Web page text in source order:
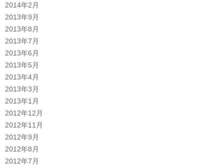
2014年2月
2013年9月
2013年8月
2013年7月
2013年6月
2013年5月
2013年4月
2013年3月
2013年1月
2012年12月
2012年11月
2012年9月
2012年8月
2012年7月